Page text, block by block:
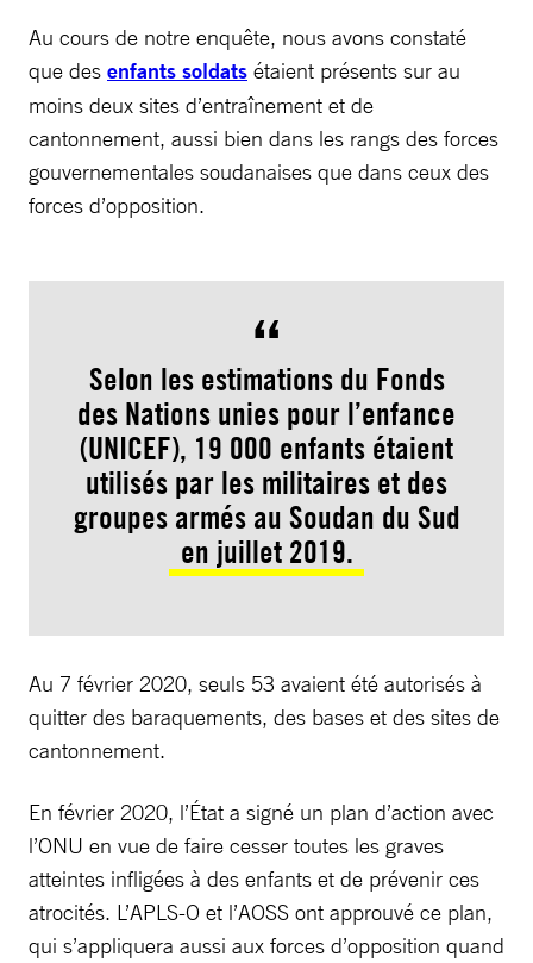
Au cours de notre enquête, nous avons constaté
que des enfants soldats étaient présents sur au
moins deux sites d’entraînement et de
cantonnement, aussi bien dans les rangs des forces
gouvernementales soudanaises que dans ceux des
forces d’opposition.
Selon les estimations du Fonds
des Nations unies pour l’enfance
(UNICEF), 19 000 enfants étaient
utilisés par les militaires et des
groupes armés au Soudan du Sud
en juillet 2019.
Au 7 février 2020, seuls 53 avaient été autorisés à
quitter des baraquements, des bases et des sites de
cantonnement.
En février 2020, l’État a signé un plan d’action avec
l’ONU en vue de faire cesser toutes les graves
atteintes infligées à des enfants et de prévenir ces
atrocités. L’APLS-O et l’AOSS ont approuvé ce plan,
qui s’appliquera aussi aux forces d’opposition quand